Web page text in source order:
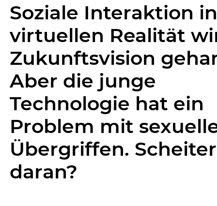
Soziale Interaktion
virtuellen Realität
Zukunftsvision
Aber die junge
Technologie hat ein
Problem mit
Übergriffen.
daran?